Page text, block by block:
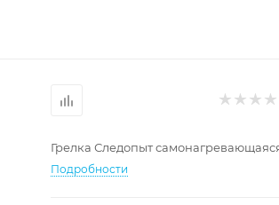
Грелка Следопыт
Подробности